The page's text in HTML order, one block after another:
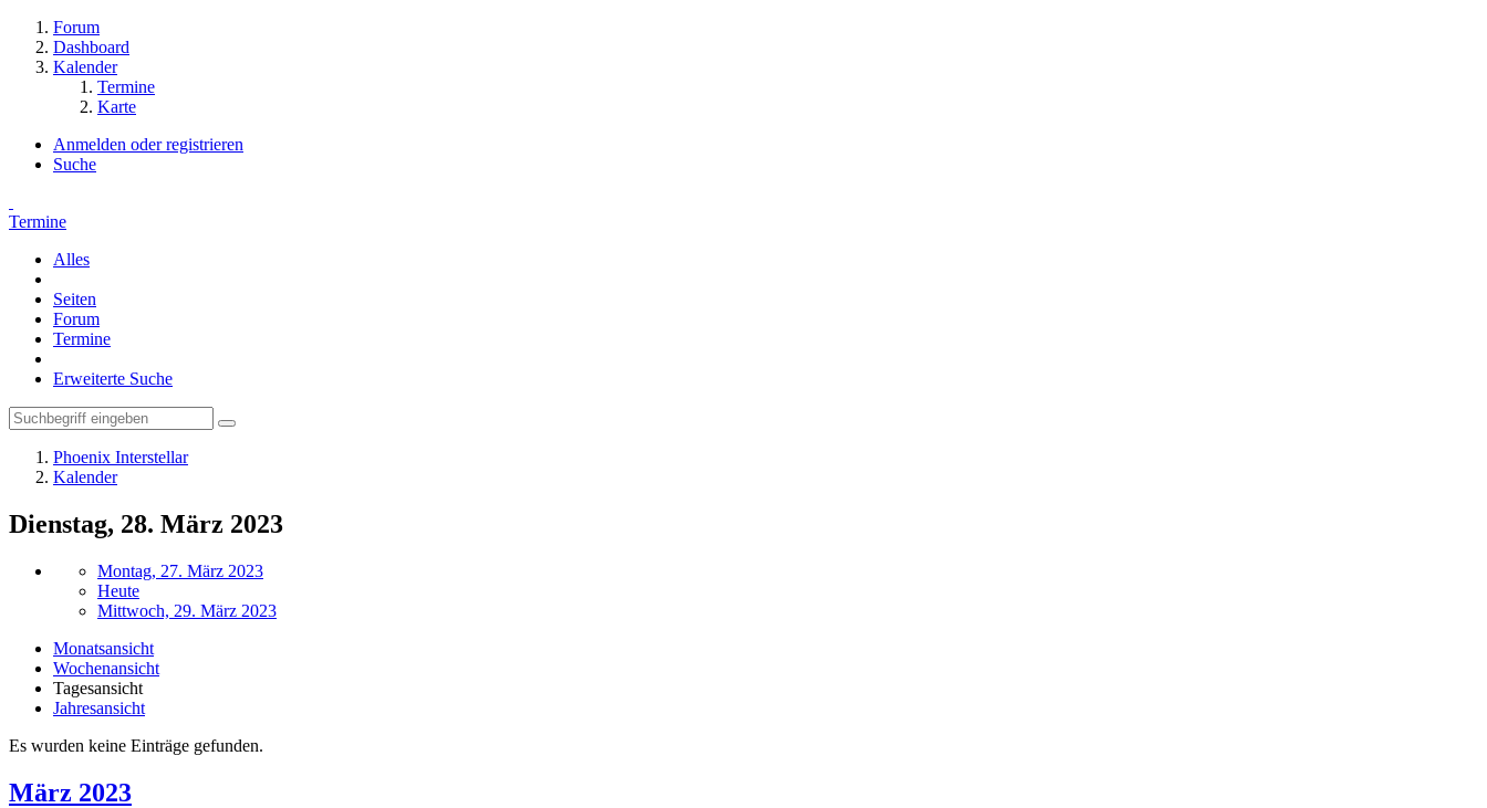
Forum
Dashboard
Kalender
Termine
Karte
Anmelden oder registrieren
Suche
Termine
Alles
Seiten
Forum
Termine
Erweiterte Suche
Phoenix Interstellar
Kalender
Dienstag, 28. März 2023
Montag, 27. März 2023
Heute
Mittwoch, 29. März 2023
Monatsansicht
Wochenansicht
Tagesansicht
Jahresansicht
Es wurden keine Einträge gefunden.
März 2023